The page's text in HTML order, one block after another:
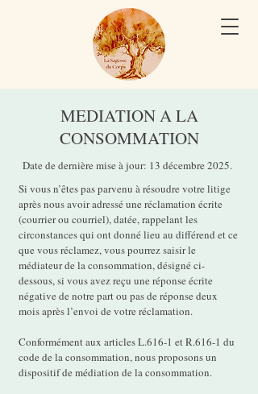
MEDIATION A LA
CONSOMMATION​​
Date de dernière mise à jour: 13 décembre 2025.
Si vous n’êtes pas parvenu à résoudre votre litige
après nous avoir adressé une réclamation écrite
(courrier ou courriel), datée, rappelant les
circonstances qui ont donné lieu au différend et ce
que vous réclamez, vous pourrez saisir le
médiateur de la consommation, désigné ci-
dessous, si vous avez reçu une réponse écrite
négative de notre part ou pas de réponse deux
mois après l’envoi de votre réclamation.
Conformément aux articles L.616-1 et R.616-1 du
code de la consommation, nous proposons un
dispositif de médiation de la consommation.